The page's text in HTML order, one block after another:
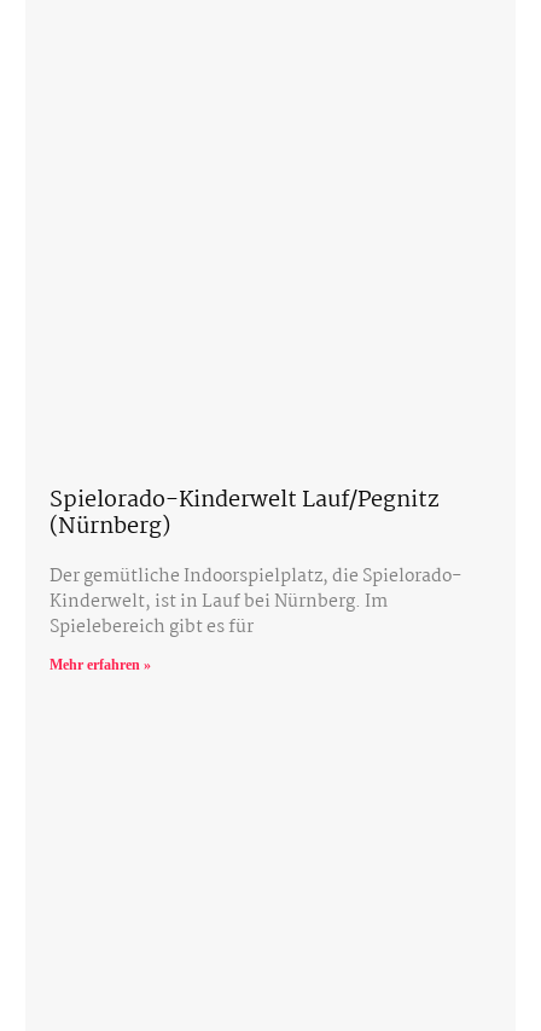
Spielorado-Kinderwelt Lauf/Pegnitz
(Nürnberg)
Der gemütliche Indoorspielplatz, die Spielorado-
Kinderwelt, ist in Lauf bei Nürnberg. Im
Spielebereich gibt es für
Mehr erfahren »